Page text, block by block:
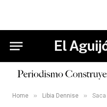
El
Home » Libia Dennise » Saca